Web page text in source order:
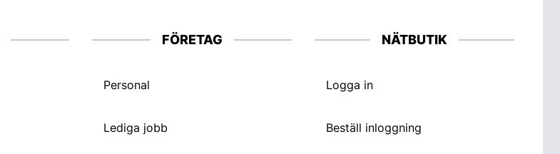
FÖRETAG
Personal
Lediga jobb
NÄTBUTIK
Logga in
Beställ inloggning